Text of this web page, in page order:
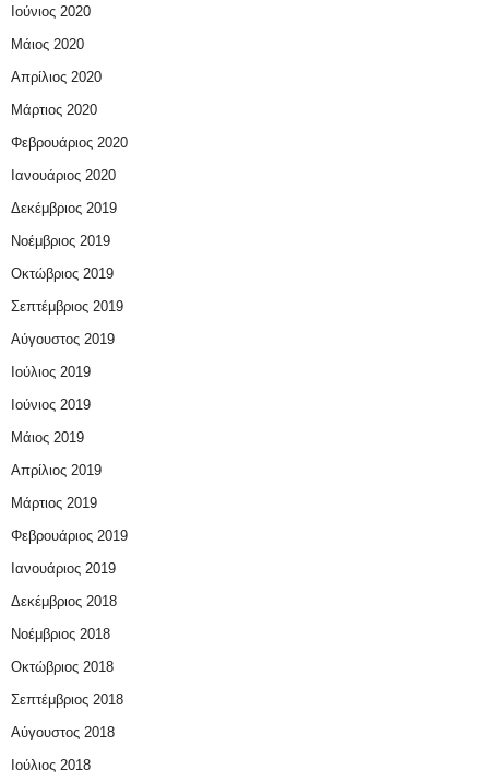
Ιούνιος 2020
Μάιος 2020
Απρίλιος 2020
Μάρτιος 2020
Φεβρουάριος 2020
Ιανουάριος 2020
Δεκέμβριος 2019
Νοέμβριος 2019
Οκτώβριος 2019
Σεπτέμβριος 2019
Αύγουστος 2019
Ιούλιος 2019
Ιούνιος 2019
Μάιος 2019
Απρίλιος 2019
Μάρτιος 2019
Φεβρουάριος 2019
Ιανουάριος 2019
Δεκέμβριος 2018
Νοέμβριος 2018
Οκτώβριος 2018
Σεπτέμβριος 2018
Αύγουστος 2018
Ιούλιος 2018